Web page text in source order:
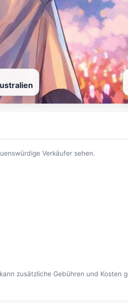
Verkäufer sehen.
zusätzliche Gebühren und Kosten